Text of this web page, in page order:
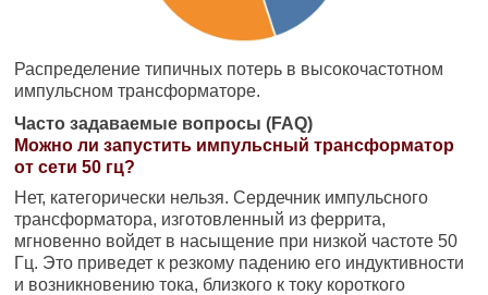
Распределение типичных потерь в высокочастотном
импульсном трансформаторе.
Часто задаваемые вопросы (FAQ)
Можно ли запустить импульсный трансформатор
от сети 50 гц?
Нет, категорически нельзя. Сердечник импульсного
трансформатора, изготовленный из феррита,
мгновенно войдет в насыщение при низкой частоте 50
Гц. Это приведет к резкому падению его индуктивности
и возникновению тока, близкого к току короткого